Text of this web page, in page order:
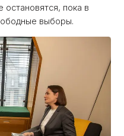
пока в
выборы.